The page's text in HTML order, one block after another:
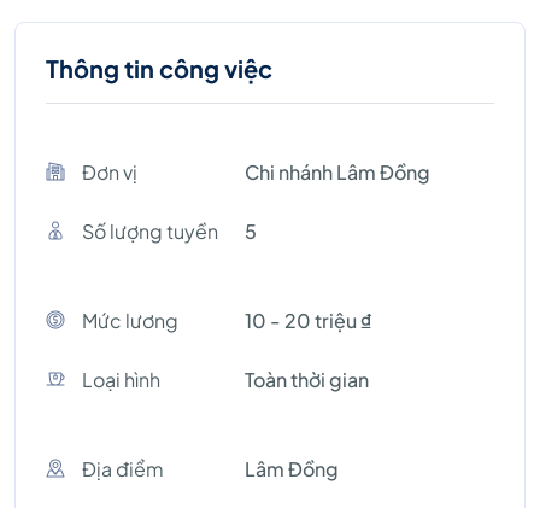
Thông tin công việc
Đơn vị Chi nhánh Lâm Đồng
Số lượng tuyền 5
Mức lương 10 - 20 triệu ₫
Loại hình Toàn thời gian
Địa điểm Lâm Đồng